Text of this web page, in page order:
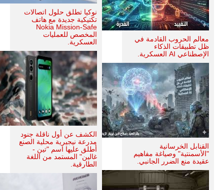
معالم الحروب القادمة في
ظل تطبيقات الذكاء
الإصطناعي AI العسكرية.
القنابل الخرسانية
"الأسمنتية" وصياغة مفاهيم
عقيدة منع الضرر الجانبي.
نوكيا تطلق حلول اتصالات
تكتيكية جديدة مع هاتف
Nokia Mission-Safe
المخصص للعمليات
العسكرية.
الكشف عن أول ناقلة جنود
مدرعة نيجيرية محلية الصنع
أطلق عليها اسم "تين -
غالين" المستمد من اللغة
الطارقية.